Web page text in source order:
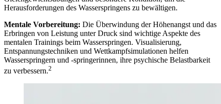
Herausforderungen des Wasserspringens zu bewältigen.
Mentale Vorbereitung: Die Überwindung der Höhenangst und das
Erbringen von Leistung unter Druck sind wichtige Aspekte des
mentalen Trainings beim Wasserspringen. Visualisierung,
Entspannungstechniken und Wettkampfsimulationen helfen
Wasserspringern und -springerinnen, ihre psychische Belastbarkeit
zu verbessern.2